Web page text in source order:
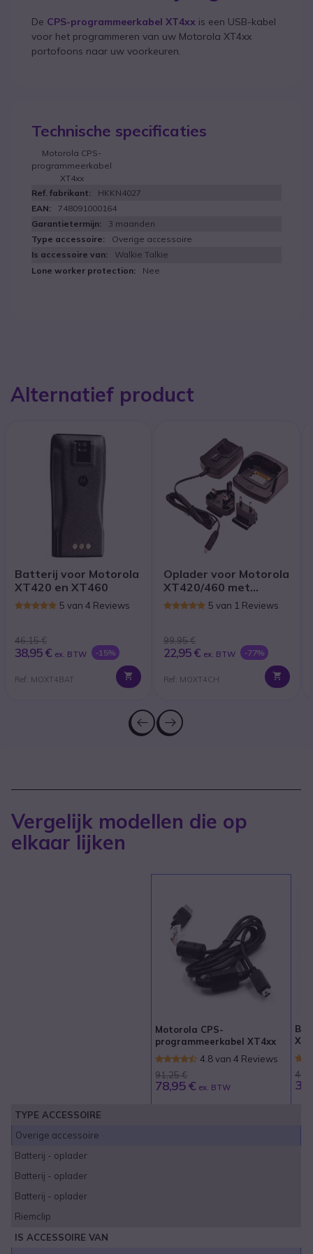
De CPS-programmeerkabel XT4xx is een USB-kabel
voor het programmeren van uw Motorola XT4xx
portofoons naar uw voorkeuren.
Technische specificaties
Motorola CPS-
programmeerkabel
XT4xx
HKKN4027
748091000164
3 maanden
Overige accessoire
Walkie Talkie
Nee
Alternatief product
Batterij voor Motorola
XT420 en XT460
5 van 4 Reviews
46,15 €
38,95 € ex. BTW -15%
Ref: MOXT4BAT
Oplader voor Motorola
XT420/460 met
Adapter5 van 1 Reviews
99,95 €
22,95 € ex. BTW -77%
Ref: MOXT4CH
Vergelijk modellen die op
elkaar lijken
Motorola CPS-
programmeerkabel XT4xx
4.8 van 4 Reviews
91,25 €
78,95 € ex. BTW
TYPE ACCESSOIRE
Overige accessoire
Batterij - oplader
Batterij - oplader
Batterij - oplader
Riemclip
IS ACCESSOIRE VAN